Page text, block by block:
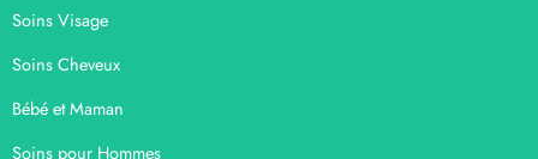
Soins Visage
Soins Cheveux
Bébé et Maman
Soins pour Hommes